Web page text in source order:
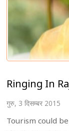
Ringing In
गुरु, 3 दिसम्बर 2015
Tourism could